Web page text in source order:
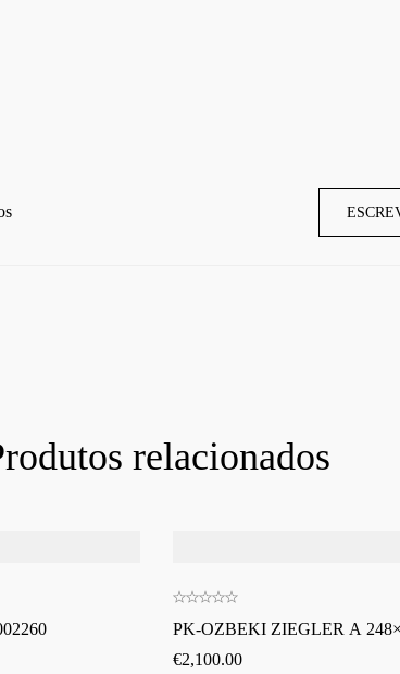
relacionados
PK-OZBEKI ZIEGLER A
€2,100.00